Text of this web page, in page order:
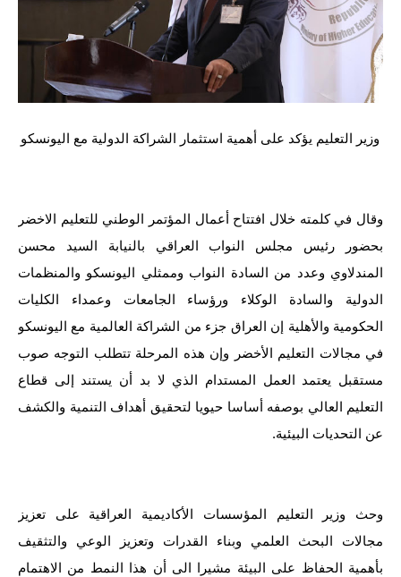
قطع الاراضي
اخبار العراق
الاخبار السياسية
الاخبار الامنية
الاخبار الرياضية
المدارس
اخبار وقرارات وزارة التربية
نتائج الامتحانات
المرحلة الابتدائية
اسئلة وزارية
المرحلة الابتدائية
وزير التعليم يؤكد على أهمية استثمار الشراكة الدولية مع اليونسكو
وقال في كلمته خلال افتتاح أعمال المؤتمر الوطني للتعليم الاخضر
بحضور رئيس مجلس النواب العراقي بالنيابة السيد محسن
المندلاوي وعدد من السادة النواب وممثلي اليونسكو والمنظمات
الدولية والسادة الوكلاء ورؤساء الجامعات وعمداء الكليات
الحكومية والأهلية إن العراق جزء من الشراكة العالمية مع اليونسكو
في مجالات التعليم الأخضر وإن هذه المرحلة تتطلب التوجه صوب
مستقبل يعتمد العمل المستدام الذي لا بد أن يستند إلى قطاع
التعليم العالي بوصفه أساسا حيويا لتحقيق أهداف التنمية والكشف
عن التحديات البيئية.
وحث وزير التعليم المؤسسات الأكاديمية العراقية على تعزيز
مجالات البحث العلمي وبناء القدرات وتعزيز الوعي والتثقيف
بأهمية الحفاظ على البيئة مشيرا الى أن هذا النمط من الاهتمام